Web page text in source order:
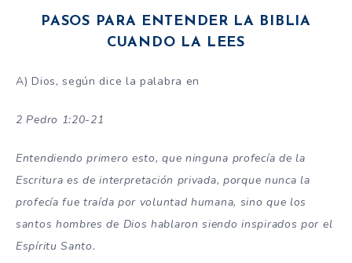
PASOS PARA ENTENDER LA BIBLIA
CUANDO LA LEES
A) Dios, según dice la palabra en
2 Pedro 1:20-21
Entendiendo primero esto, que ninguna profecía de la
Escritura es de interpretación privada, porque nunca la
profecía fue traída por voluntad humana, sino que los
santos hombres de Dios hablaron siendo inspirados por el
Espíritu Santo.